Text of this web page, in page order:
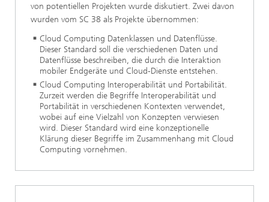
von potentiellen Projekten wurde diskutiert. Zwei davon
wurden vom SC 38 als Projekte übernommen:
Cloud Computing Datenklassen und Datenflüsse.
Dieser Standard soll die verschiedenen Daten und
Datenflüsse beschreiben, die durch die Interaktion
mobiler Endgeräte und Cloud-Dienste entstehen.
Cloud Computing Interoperabilität und Portabilität.
Zurzeit werden die Begriffe Interoperabilität und
Portabilität in verschiedenen Kontexten verwendet,
wobei auf eine Vielzahl von Konzepten verwiesen
wird. Dieser Standard wird eine konzeptionelle
Klärung dieser Begriffe im Zusammenhang mit Cloud
Computing vornehmen.